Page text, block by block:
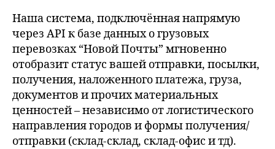
Наша система, подключённая напрямую
через API к базе данных о грузовых
перевозках “Новой Почты” мгновенно
отобразит статус вашей отправки, посылки,
получения, наложенного платежа, груза,
документов и прочих материальных
ценностей – независимо от логистического
направления городов и формы получения/
отправки (склад-склад, склад-офис и тд).